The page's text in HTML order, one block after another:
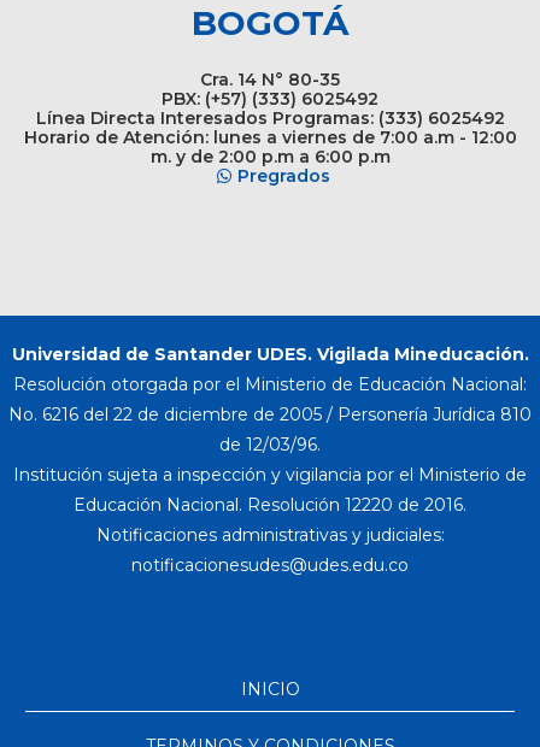
BOGOTÁ
Cra. 14 N° 80-35
PBX: (+57) (333) 6025492
Línea Directa Interesados Programas: (333) 6025492
Horario de Atención: lunes a viernes de 7:00 a.m - 12:00
m. y de 2:00 p.m a 6:00 p.m
Pregrados
Universidad de Santander UDES. Vigilada Mineducación.
Resolución otorgada por el Ministerio de Educación Nacional:
No. 6216 del 22 de diciembre de 2005 / Personería Jurídica 810
de 12/03/96.
Institución sujeta a inspección y vigilancia por el Ministerio de
Educación Nacional. Resolución 12220 de 2016.
Notificaciones administrativas y judiciales:
INICIO